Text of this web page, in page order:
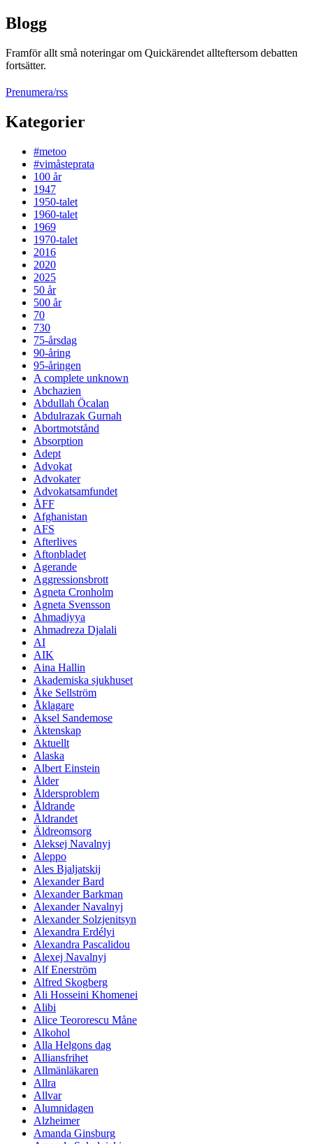
Blogg
Framför allt små noteringar om Quickärendet allteftersom debatten
fortsätter.
Prenumera/rss
Kategorier
#metoo
#vimåsteprata
100 år
1947
1950-talet
1960-talet
1969
1970-talet
2016
2020
2025
50 år
500 år
70
730
75-årsdag
90-åring
95-åringen
A complete unknown
Abchazien
Abdullah Öcalan
Abdulrazak Gurnah
Abortmotstånd
Absorption
Adept
Advokat
Advokater
Advokatsamfundet
ÅFF
Afghanistan
AFS
Afterlives
Aftonbladet
Agerande
Aggressionsbrott
Agneta Cronholm
Agneta Svensson
Ahmadiyya
Ahmadreza Djalali
AI
AIK
Aina Hallin
Akademiska sjukhuset
Åke Sellström
Åklagare
Aksel Sandemose
Äktenskap
Aktuellt
Alaska
Albert Einstein
Ålder
Åldersproblem
Åldrande
Åldrandet
Äldreomsorg
Aleksej Navalnyj
Aleppo
Ales Bjaljatskij
Alexander Bard
Alexander Barkman
Alexander Navalnyj
Alexander Solzjenitsyn
Alexandra Erdélyi
Alexandra Pascalidou
Alexej Navalnyj
Alf Enerström
Alfred Skogberg
Ali Hosseini Khomenei
Alibi
Alice Teororescu Måne
Alkohol
Alla Helgons dag
Alliansfrihet
Allmänläkaren
Allra
Allvar
Alumnidagen
Alzheimer
Amanda Ginsburg